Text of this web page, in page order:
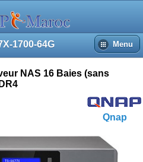
1700-64G Menu
Qnap
NAS 16 Baies (sans